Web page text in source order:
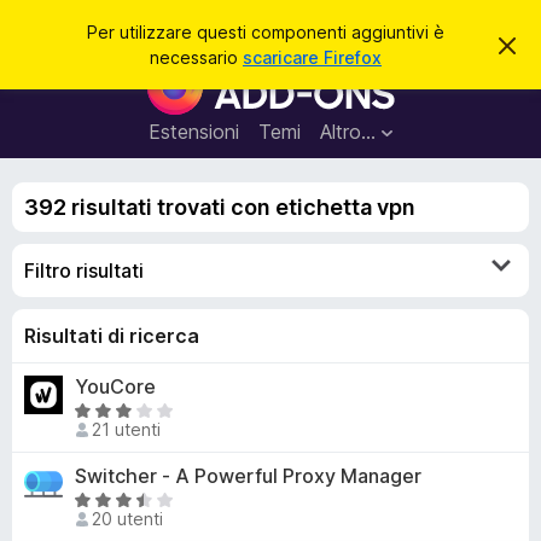
Per utilizzare questi componenti aggiuntivi è
necessario scaricare Firefox
C
q
o
a
C
o
m
p
n
u
Estensioni Temi Altro…
r
392 risultati trovati con etichetta vpn
Filtro risultati
Risultati di ricerca
YouCore
V
a
u
t
21 utenti
Switcher - A Powerful Proxy Manager
V
a 20 utenti